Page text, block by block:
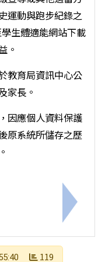
友》音樂才藝大賽」
運動與跑步紀錄之
生體適能網站下載
。
教育局資訊中心公
家長。
因應個人資料保護
原系統所儲存之歷
下一筆：
119